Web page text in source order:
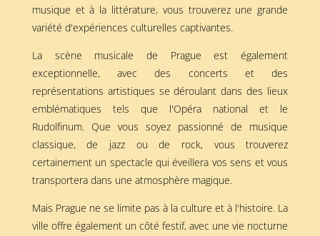
musique et à la littérature, vous trouverez une grande
variété d'expériences culturelles captivantes.
La scène musicale de Prague est également
exceptionnelle, avec des concerts et des
représentations artistiques se déroulant dans des lieux
emblématiques tels que l'Opéra national et le
Rudolfinum. Que vous soyez passionné de musique
classique, de jazz ou de rock, vous trouverez
certainement un spectacle qui éveillera vos sens et vous
transportera dans une atmosphère magique.
Mais Prague ne se limite pas à la culture et à l'histoire. La
ville offre également un côté festif, avec une vie nocturne